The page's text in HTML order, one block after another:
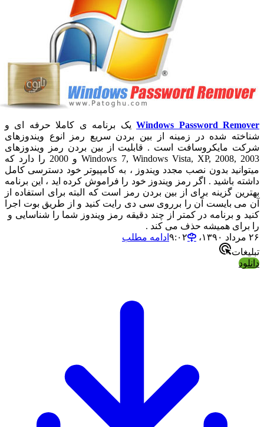
Windows Passwordیک برنامه ی کاملا حرفه ای و
شده در زمینه از بین بردن سریع رمز انوع ویندوزهای
مایکروسافت است . قابلیت از بین بردن رمز ویندوزهای
Windows 7, Windows Vista, XP, 2008, 2003 و 2000 را دارد که
بدون نصب مجدد ویندوز ، به کامپیوتر خود دسترسی کامل
باشید . اگر رمز ویندوز خود را فراموش کرده اید ، این برنامه
گزینه برای از بین بردن رمز است که البته برای استفاده از
می بایست آن را برروی سی دی رایت کنید و از طریق بوت اجرا
و برنامه در کمتر از چند دقیقه رمز ویندوز شما را شناسایی و
برای همیشه حذف می کند .
۱۳۹۰،‏ ۹:۰۲
ادامه مطلب